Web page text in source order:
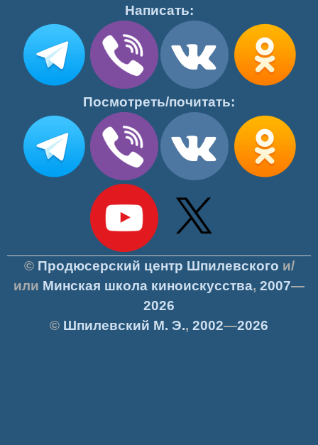
Написать:
Посмотреть/почитать:
© Продюсерский центр Шпилевского и/
или Минская школа киноискусства, 2007—
2026
© Шпилевский М. Э., 2002—2026